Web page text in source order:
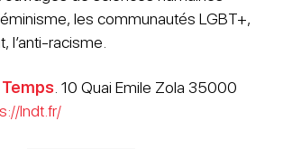
les communautés LGBT+,
l’anti-racisme.
. 10 Quai Emile Zola 35000
lndt.fr/